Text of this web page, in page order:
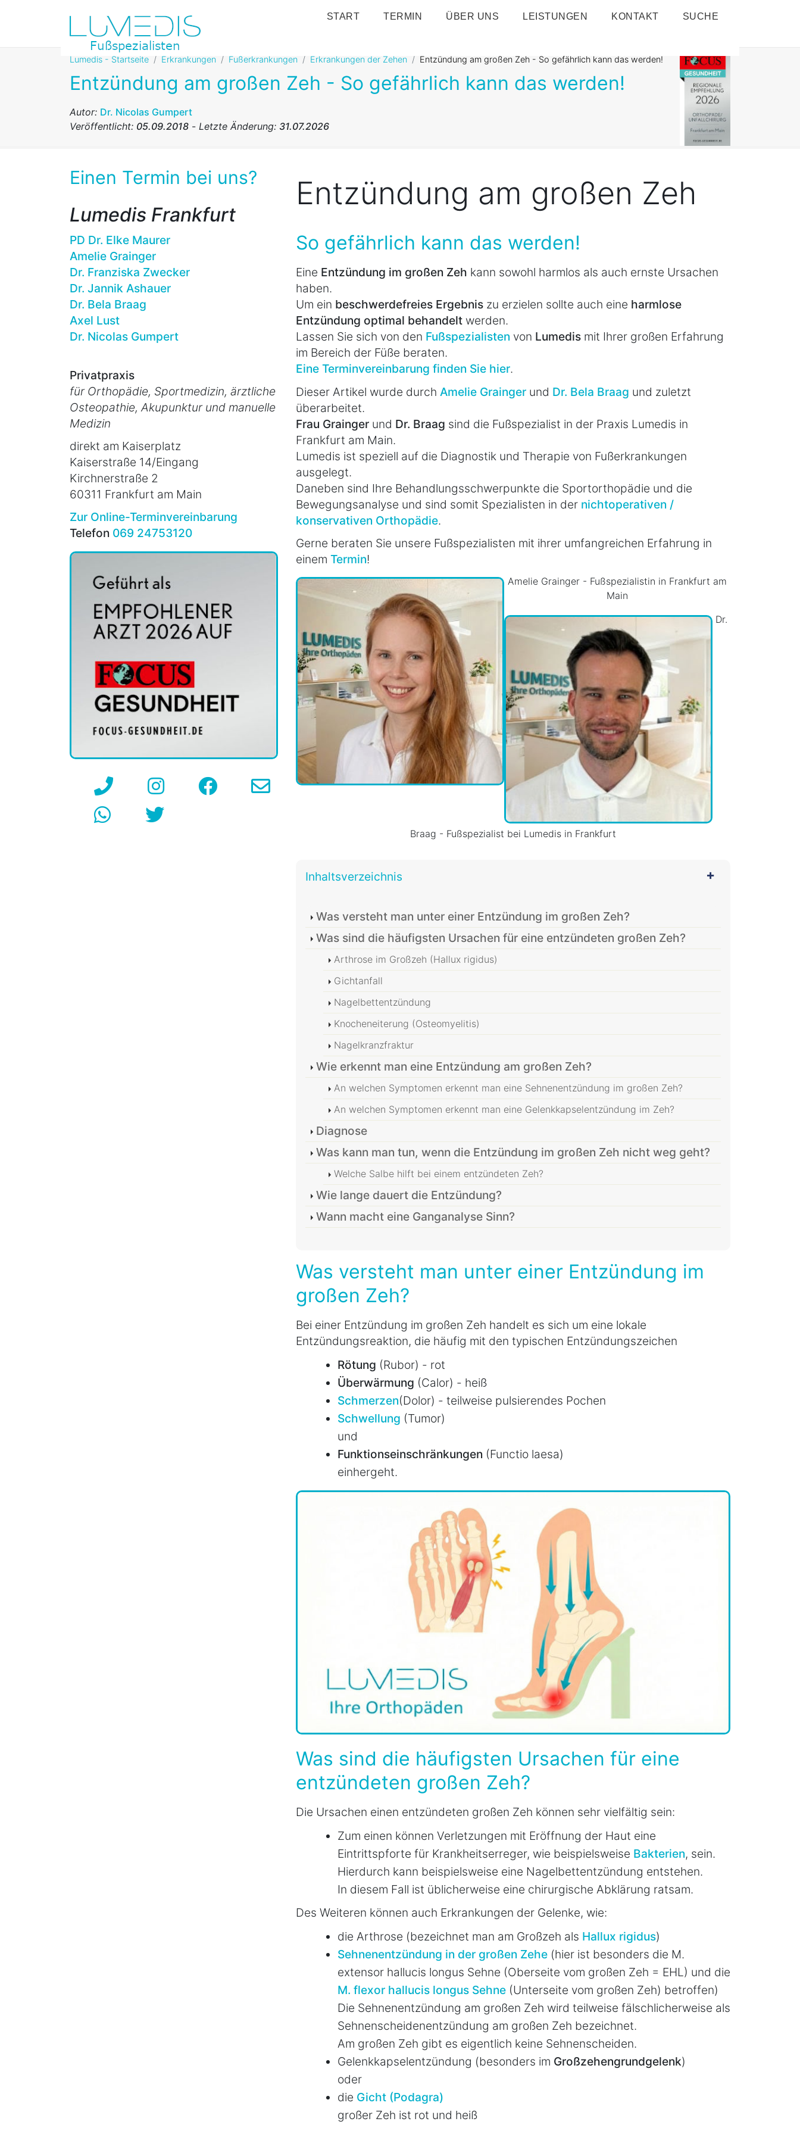
START TERMIN ÜBER UNS LEISTUNGEN KONTAKT SUCHE
Lumedis - Startseite Erkrankungen Fußerkrankungen Erkrankungen der Zehen Entzündung am großen Zeh - So gefährlich kann das werden!
Entzündung am großen Zeh - So gefährlich kann das werden!
Autor: Dr. Nicolas Gumpert
Veröffentlicht: 05.09.2018 - Letzte Änderung: 31.07.2026
Einen Termin bei uns?
Lumedis Frankfurt
PD Dr. Elke Maurer
Amelie Grainger
Dr. Franziska Zwecker
Dr. Jannik Ashauer
Dr. Bela Braag
Axel Lust
Dr. Nicolas Gumpert
Privatpraxis
für Orthopädie, Sportmedizin, ärztliche
Osteopathie, Akupunktur und manuelle
Medizin
direkt am Kaiserplatz
Kaiserstraße 14/Eingang
Kirchnerstraße 2
60311 Frankfurt am Main
Zur Online-Terminvereinbarung
Telefon 069 24753120
Entzündung am großen Zeh
So gefährlich kann das werden!
Eine Entzündung im großen Zeh kann sowohl harmlos als auch ernste Ursachen
haben.
Um ein beschwerdefreies Ergebnis zu erzielen sollte auch eine harmlose
Entzündung optimal behandelt werden.
Lassen Sie sich von den Fußspezialisten von Lumedis mit Ihrer großen Erfahrung
im Bereich der Füße beraten.
Eine Terminvereinbarung finden Sie hier.
Dieser Artikel wurde durch Amelie Grainger und Dr. Bela Braag und zuletzt
überarbeitet.
Frau Grainger und Dr. Braag sind die Fußspezialist in der Praxis Lumedis in
Frankfurt am Main.
Lumedis ist speziell auf die Diagnostik und Therapie von Fußerkrankungen
ausgelegt.
Daneben sind Ihre Behandlungsschwerpunkte die Sportorthopädie und die
Bewegungsanalyse und sind somit Spezialisten in der nichtoperativen /
konservativen Orthopädie.
Gerne beraten Sie unsere Fußspezialisten mit ihrer umfangreichen Erfahrung in
einem Termin!
Amelie Grainger - Fußspezialistin in Frankfurt am
Main
Dr.
Braag - Fußspezialist bei Lumedis in Frankfurt
Inhaltsverzeichnis
Was versteht man unter einer Entzündung im großen Zeh?
Was sind die häufigsten Ursachen für eine entzündeten großen Zeh?
Arthrose im Großzeh (Hallux rigidus)
Gichtanfall
Nagelbettentzündung
Knocheneiterung (Osteomyelitis)
Nagelkranzfraktur
Wie erkennt man eine Entzündung am großen Zeh?
An welchen Symptomen erkennt man eine Sehnenentzündung im großen Zeh?
An welchen Symptomen erkennt man eine Gelenkkapselentzündung im Zeh?
Diagnose
Was kann man tun, wenn die Entzündung im großen Zeh nicht weg geht?
Welche Salbe hilft bei einem entzündeten Zeh?
Wie lange dauert die Entzündung?
Wann macht eine Ganganalyse Sinn?
Was versteht man unter einer Entzündung im
großen Zeh?
Bei einer Entzündung im großen Zeh handelt es sich um eine lokale
Entzündungsreaktion, die häufig mit den typischen Entzündungszeichen
Rötung (Rubor) - rot
Überwärmung (Calor) - heiß
Schmerzen(Dolor) - teilweise pulsierendes Pochen
Schwellung (Tumor)
und
Funktionseinschränkungen (Functio laesa)
einhergeht.
Was sind die häufigsten Ursachen für eine
entzündeten großen Zeh?
Die Ursachen einen entzündeten großen Zeh können sehr vielfältig sein:
Zum einen können Verletzungen mit Eröffnung der Haut eine
Eintrittspforte für Krankheitserreger, wie beispielsweise Bakterien, sein.
Hierdurch kann beispielsweise eine Nagelbettentzündung entstehen.
In diesem Fall ist üblicherweise eine chirurgische Abklärung ratsam.
Des Weiteren können auch Erkrankungen der Gelenke, wie:
die Arthrose (bezeichnet man am Großzeh als Hallux rigidus)
Sehnenentzündung in der großen Zehe (hier ist besonders die M.
extensor hallucis longus Sehne (Oberseite vom großen Zeh = EHL) und die
M. flexor hallucis longus Sehne (Unterseite vom großen Zeh) betroffen)
Die Sehnenentzündung am großen Zeh wird teilweise fälschlicherweise als
Sehnenscheidenentzündung am großen Zeh bezeichnet.
Am großen Zeh gibt es eigentlich keine Sehnenscheiden.
Gelenkkapselentzündung (besonders im Großzehengrundgelenk)
oder
die Gicht (Podagra)
großer Zeh ist rot und heiß